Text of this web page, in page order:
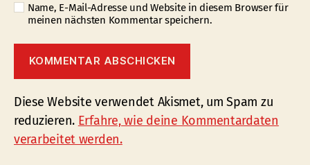
Name, E-Mail-Adresse und Website in diesem Browser für
meinen nächsten Kommentar speichern.
Diese Website verwendet Akismet, um Spam zu
reduzieren. Erfahre, wie deine Kommentardaten
verarbeitet werden.